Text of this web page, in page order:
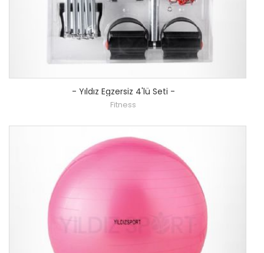
- Yıldız Egzersiz 4'lü Seti -
Fitness